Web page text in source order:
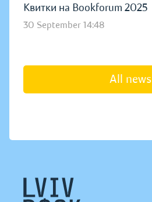
Квитки на Bookforum 2025
30 September 14:48
All news